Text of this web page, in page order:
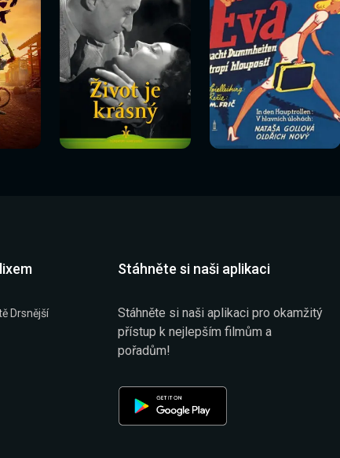
Sledovat
nyní
Sledovat nyní
Sledovat
nyní
Sledovat nyní
Drsnější
Stáhněte si naši aplikaci
Stáhněte si naši aplikaci pro okamžitý
přístup k nejlepším filmům a
pořadům!